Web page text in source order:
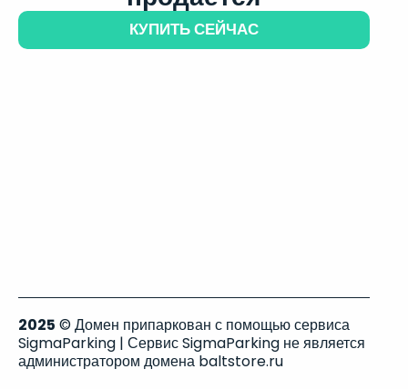
КУПИТЬ СЕЙЧАС
2025 © Домен припаркован с помощью сервиса
SigmaParking | Сервис SigmaParking не является
администратором домена baltstore.ru